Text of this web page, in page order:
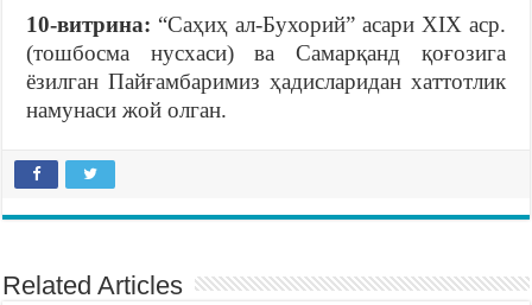
10-витрина: “Саҳиҳ ал-Бухорий” асари ХIХ аср.
(тошбосма нусхаси) ва Самарқанд қоғозига
ёзилган Пайғамбаримиз ҳадисларидан хаттотлик
намунаси жой олган.
Related Articles